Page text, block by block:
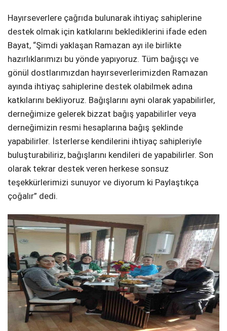
Hayırseverlere çağrıda bulunarak ihtiyaç sahiplerine
destek olmak için katkılarını beklediklerini ifade eden
Bayat, “Şimdi yaklaşan Ramazan ayı ile birlikte
hazırlıklarımızı bu yönde yapıyoruz. Tüm bağışçı ve
gönül dostlarımızdan hayırseverlerimizden Ramazan
ayında ihtiyaç sahiplerine destek olabilmek adına
katkılarını bekliyoruz. Bağışlarını ayni olarak yapabilirler,
derneğimize gelerek bizzat bağış yapabilirler veya
derneğimizin resmi hesaplarına bağış şeklinde
yapabilirler. İsterlerse kendilerini ihtiyaç sahipleriyle
buluşturabiliriz, bağışlarını kendileri de yapabilirler. Son
olarak tekrar destek veren herkese sonsuz
teşekkürlerimizi sunuyor ve diyorum ki Paylaştıkça
çoğalır” dedi.